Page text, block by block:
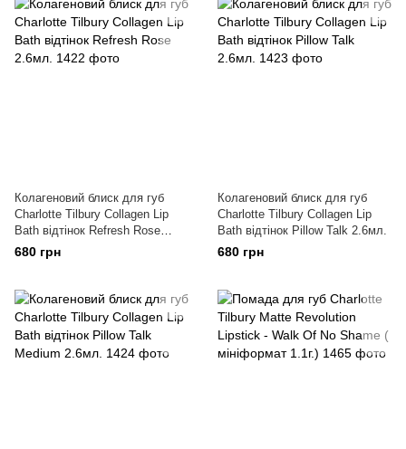
Колагеновий блиск для губ
Charlotte Tilbury Collagen Lip
Bath відтінок Refresh Rose
2.6мл.
680 грн
Колагеновий блиск для губ
Charlotte Tilbury Collagen Lip
Bath відтінок Pillow Talk 2.6мл.
680 грн